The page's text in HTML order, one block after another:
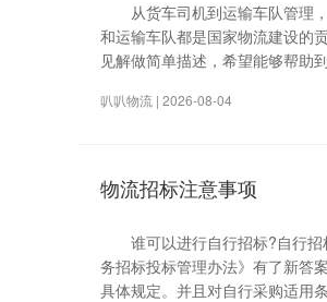
从货车司机到运输车队管理，
和运输车队都是国家物流建设
见解做简单描述，希望能够
叭叭物流 | 2026-08-04
物流招标注意事项
谁可以进行自行招标?自行招
务招标投标管理办法》有了新
具体规定。并且对自行采购适用